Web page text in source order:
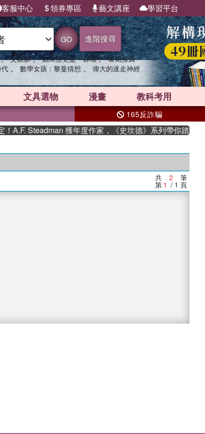
客服中心 領券專區 藝文講座 學習平台
GO 進階搜尋
、 父親節 、 如果歷史是一群喵 、 暑期推薦
、 數學女孩：黎曼猜想 、 偉大的迷走神經
文具選物 漫畫 教科考用
165反詐騙
Steadman 獲年度作家，《史坎德》系列帶你踏上熱血
共 2 筆
第 1 / 1 頁